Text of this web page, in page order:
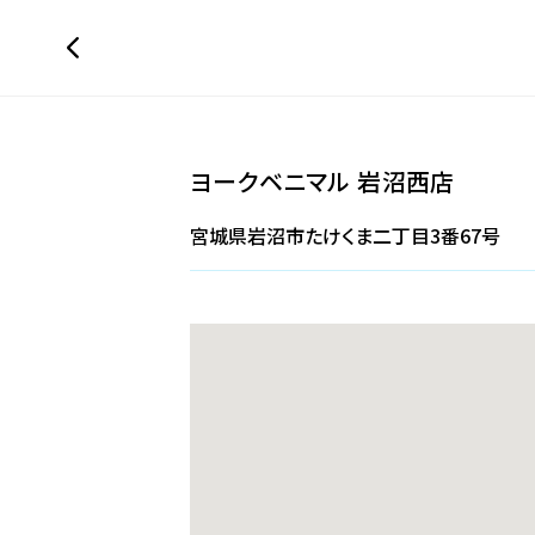
ヨークベニマル 岩沼西店
宮城県岩沼市たけくま二丁目3番67号